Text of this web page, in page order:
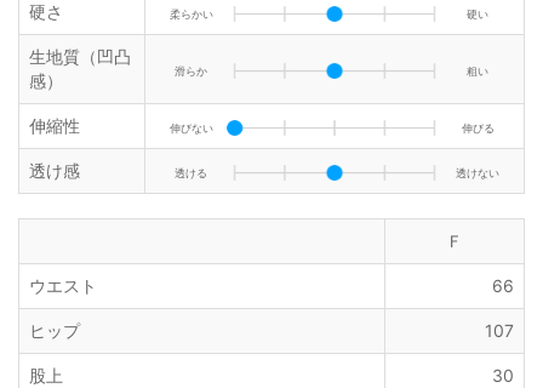
硬さ 柔らかい 硬い
生地質（凹凸
感）
滑らか 粗い
伸縮性 伸びない 伸びる
透け感 透ける 透けない
Ｆ
ウエスト 66
ヒップ 107
股上 30